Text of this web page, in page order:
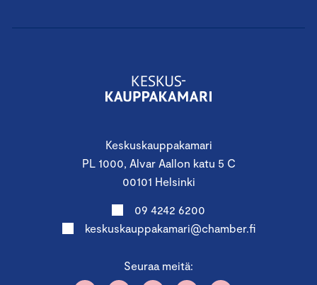
Keskuskauppakamari
PL 1000, Alvar Aallon katu 5 C
00101 Helsinki
09 4242 6200
keskuskauppakamari@chamber.fi
Seuraa meitä: